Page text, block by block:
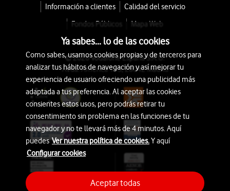
Información a clientes
Calidad del servicio
Fondos Públicos
Mapa Web
© 2026 Vodafone España S.A.U.
Avda. América 115, 28042 Madrid
Ya sabes... lo de las cookies
Como sabes, usamos cookies propias y de terceros para
analizar tus hábitos de navegación y así mejorar tu
experiencia de usuario ofreciendo una publicidad más
adaptada a tus preferencia. Al aceptar las cookies
consientes estos usos, pero podrás retirar tu
consentimiento sin problema en las funciones de tu
navegador y no te llevará más de 4 minutos. Aquí
puedesVer nuestra política de cookies.Y aquí
Configurar cookies
Aceptar todas